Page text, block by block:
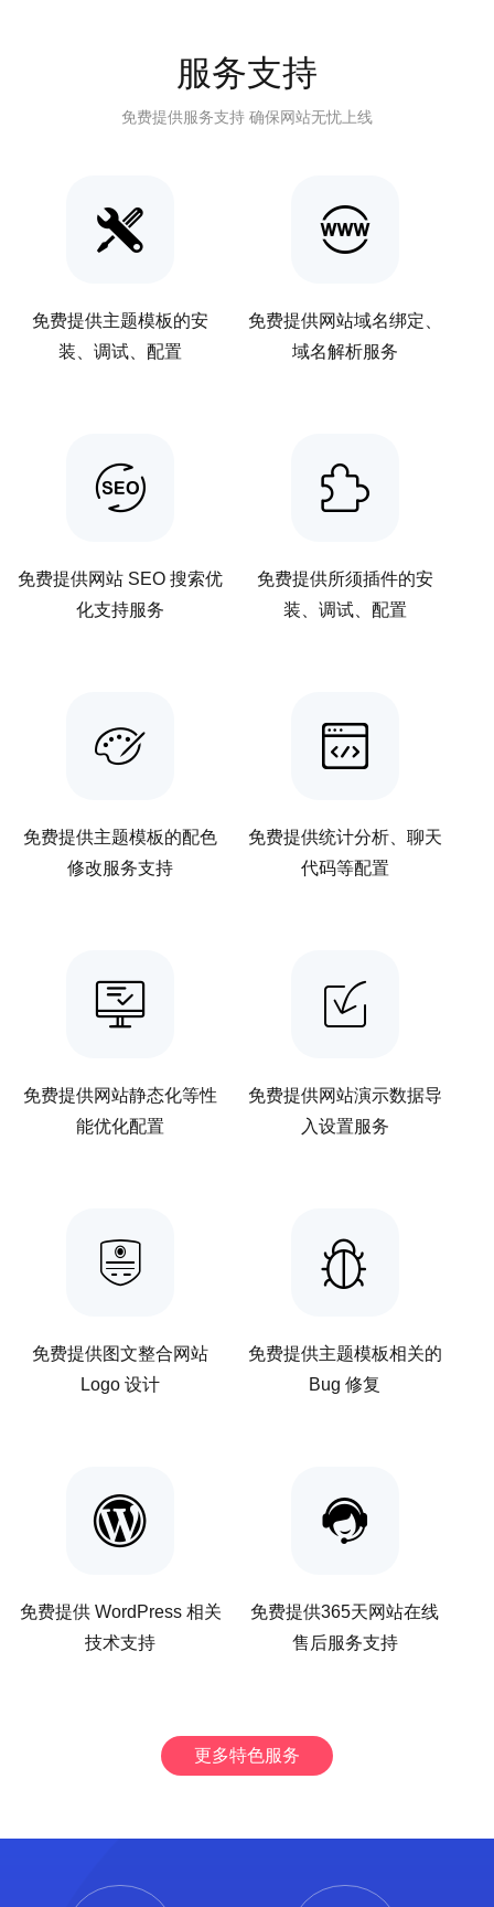
服务支持
免费提供服务支持 确保网站无忧上线
免费提供主题模板的安
装、调试、配置
免费提供网站域名绑定、
域名解析服务
免费提供网站 SEO 搜索优
化支持服务
免费提供所须插件的安
装、调试、配置
免费提供主题模板的配色
修改服务支持
免费提供统计分析、聊天
代码等配置
免费提供网站静态化等性
能优化配置
免费提供网站演示数据导
入设置服务
免费提供图文整合网站
Logo 设计
免费提供主题模板相关的
Bug 修复
免费提供 WordPress 相关
技术支持
免费提供365天网站在线
售后服务支持
更多特色服务